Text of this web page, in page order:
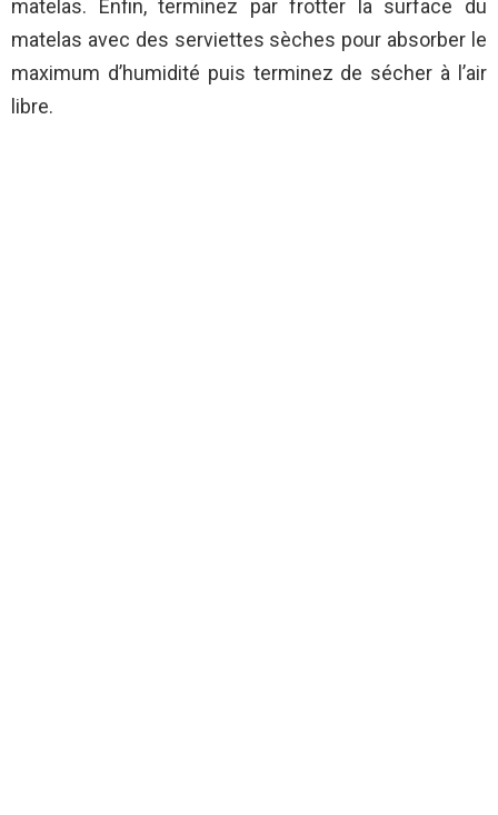
matelas. Enfin, terminez par frotter la surface du
matelas avec des serviettes sèches pour absorber le
maximum d’humidité puis terminez de sécher à l’air
libre.